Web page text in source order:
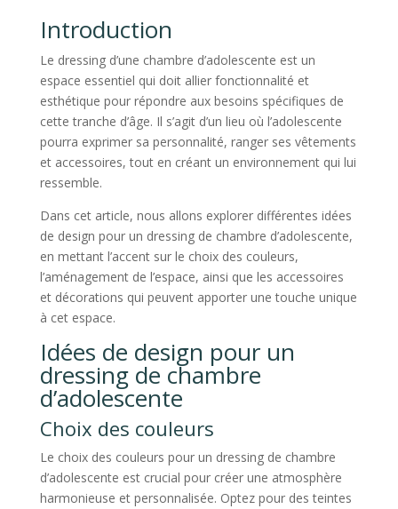
Introduction
Le dressing d’une chambre d’adolescente est un
espace essentiel qui doit allier fonctionnalité et
esthétique pour répondre aux besoins spécifiques de
cette tranche d’âge. Il s’agit d’un lieu où l’adolescente
pourra exprimer sa personnalité, ranger ses vêtements
et accessoires, tout en créant un environnement qui lui
ressemble.
Dans cet article, nous allons explorer différentes idées
de design pour un dressing de chambre d’adolescente,
en mettant l’accent sur le choix des couleurs,
l’aménagement de l’espace, ainsi que les accessoires
et décorations qui peuvent apporter une touche unique
à cet espace.
Idées de design pour un
dressing de chambre
d’adolescente
Choix des couleurs
Le choix des couleurs pour un dressing de chambre
d’adolescente est crucial pour créer une atmosphère
harmonieuse et personnalisée. Optez pour des teintes